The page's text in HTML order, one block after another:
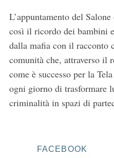
L’appuntamento del
così il ricordo dei bambini
dalla mafia con il racconto
comunità che, attraverso il
come è successo per la
ogni giorno di trasformare
criminalità in spazi di
FACEBOOK